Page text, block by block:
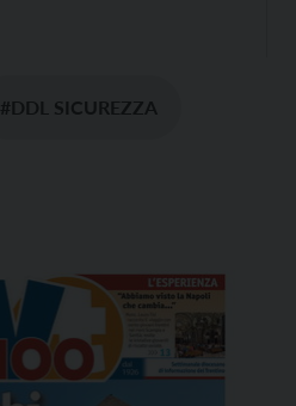
#DDL SICUREZZA